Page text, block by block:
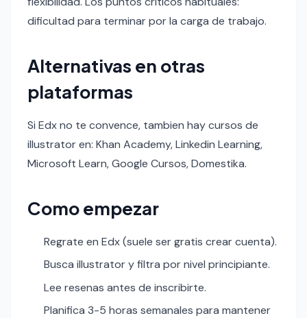
dificultad para terminar por la carga de trabajo.
Alternativas en otras
plataformas
Si Edx no te convence, tambien hay cursos de
illustrator en: Khan Academy, Linkedin Learning,
Microsoft Learn, Google Cursos, Domestika.
Como empezar
Regrate en Edx (suele ser gratis crear cuenta).
Busca illustrator y filtra por nivel principiante.
Lee resenas antes de inscribirte.
Planifica 3-5 horas semanales para mantener